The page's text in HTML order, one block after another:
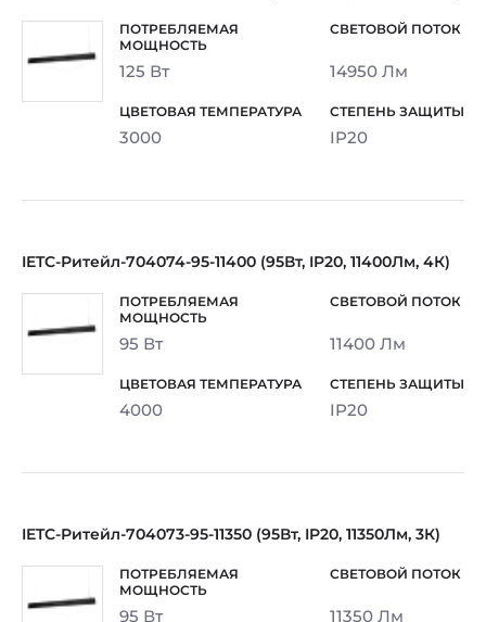
125 Вт 14950 Лм
3000 IP20
IETC-Ритейл-704074-95-11400 (95Вт, IP20, 11400Лм, 4К)
95 Вт 11400 Лм
4000 IP20
IETC-Ритейл-704073-95-11350 (95Вт, IP20, 11350Лм, 3К)
95 Вт 11350 Лм